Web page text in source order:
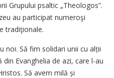
Grupului psaltic „Theologos”.
au participat numeroşi
tradiţionale.
noi. Să fim solidari unii cu alții
Evanghelia de azi, care l-au
Să avem milă și